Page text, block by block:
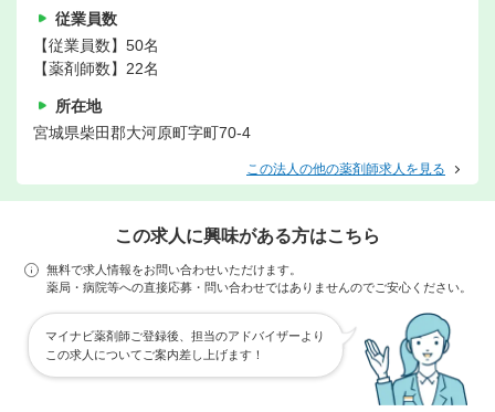
従業員数
【従業員数】50名
【薬剤師数】22名
所在地
宮城県柴田郡大河原町字町70-4
この法人の他の薬剤師求人を見る
この求人に興味がある方はこちら
無料で求人情報をお問い合わせいただけます。
薬局・病院等への直接応募・問い合わせではありませんのでご安心ください。
マイナビ薬剤師ご登録後、担当のアドバイザーより
この求人についてご案内差し上げます！